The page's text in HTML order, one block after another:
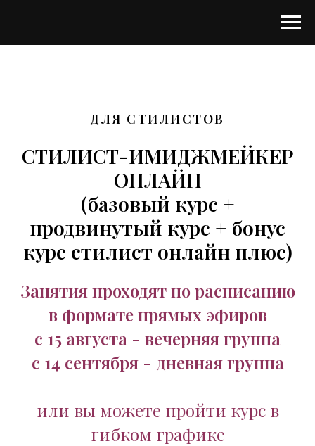
ДЛЯ СТИЛИСТОВ
СТИЛИСТ-ИМИДЖМЕЙКЕР
ОНЛАЙН
(базовый курс +
продвинутый курс + бонус
курс стилист онлайн плюс)
Занятия проходят по расписанию
в формате прямых эфиров
с 15 августа - вечерняя группа
с 14 сентября - дневная группа
или вы можете пройти курс в
гибком графике